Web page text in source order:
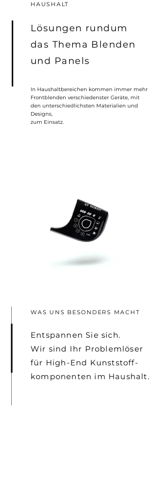
HAUSHALT
Lösungen rundum
das Thema Blenden
und Panels
In Haushaltbereichen kommen immer mehr
Frontblenden verschiedenster Geräte, mit
den unterschiedlichsten Materialien und
Designs,
zum Einsatz.
WAS UNS BESONDERS MACHT
Entspannen Sie sich.
Wir sind Ihr Problemlöser
für High-End Kunststoff-
komponenten im Haushalt.